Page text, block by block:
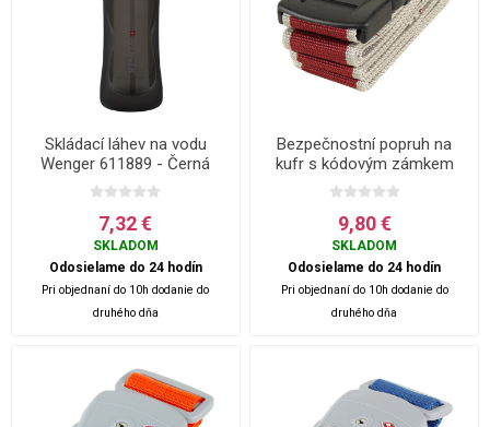
Skládací láhev na vodu
Wenger 611889 - Černá
7,32 €
SKLADOM
Odosielame do 24 hodín
Pri objednaní do 10h dodanie do
druhého dňa
Bezpečnostní popruh na
kufr s kódovým zámkem
ROCK - Vínová
9,80 €
SKLADOM
Odosielame do 24 hodín
Pri objednaní do 10h dodanie do
druhého dňa